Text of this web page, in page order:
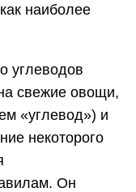
наиболее
углеводов
свежие овощи,
«углевод») и
некоторого
Он